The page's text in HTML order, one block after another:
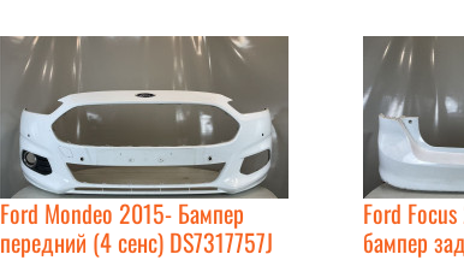
Ford Mondeo 2015- Бампер
передний (4 сенс) DS7317757J
Ford
бампер